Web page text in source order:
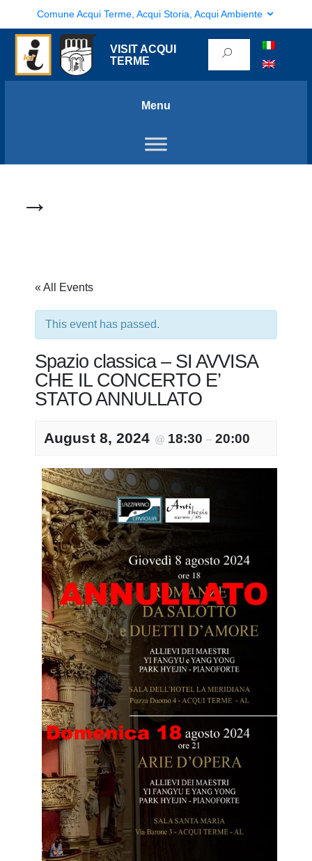
Comune Acqui Terme, Acqui Storia, Acqui Ambiente
VISIT ACQUI
TERME
Menu
→
« All Events
This event has passed.
Spazio classica – SI AVVISA
CHE IL CONCERTO E’
STATO ANNULLATO
August 8, 2024 @ 18:30– 20:00